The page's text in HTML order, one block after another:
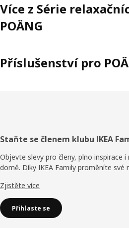
Více z Série
POÄNG
Příslušenství pro
Zápatí
Staňte se členem klubu IKEA
Objevte slevy pro členy, plno inspirace
domě. Díky IKEA Family proměníte své
Zjistěte více
Přihlaste se